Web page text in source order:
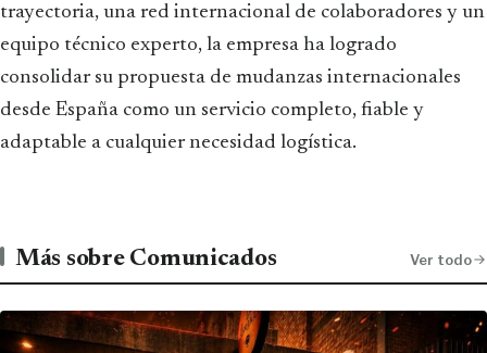
trayectoria, una red internacional de colaboradores y un
equipo técnico experto, la empresa ha logrado
consolidar su propuesta de mudanzas internacionales
desde España como un servicio completo, fiable y
adaptable a cualquier necesidad logística.
Más sobre Comunicados Ver todo